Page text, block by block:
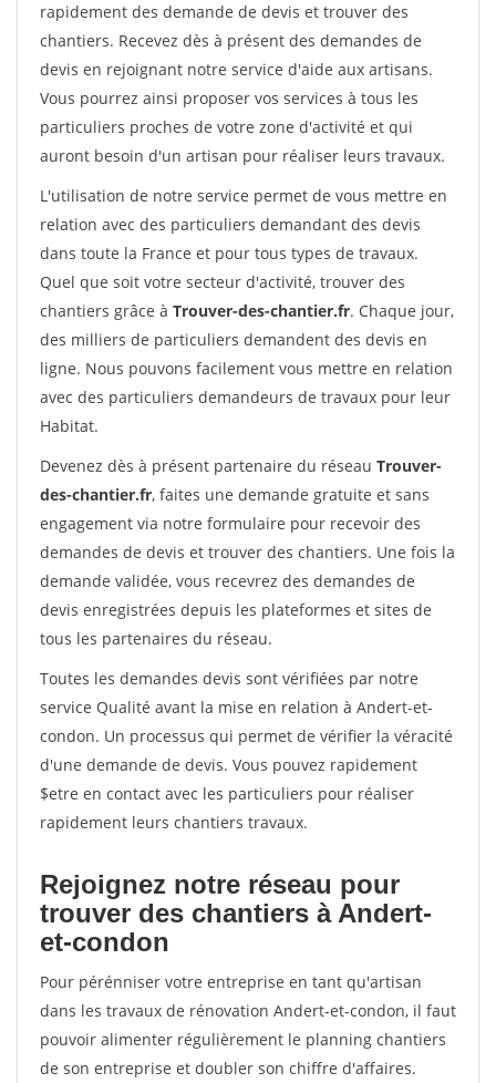
rapidement des demande de devis et trouver des
chantiers. Recevez dès à présent des demandes de
devis en rejoignant notre service d'aide aux artisans.
Vous pourrez ainsi proposer vos services à tous les
particuliers proches de votre zone d'activité et qui
auront besoin d'un artisan pour réaliser leurs travaux.
L'utilisation de notre service permet de vous mettre en
relation avec des particuliers demandant des devis
dans toute la France et pour tous types de travaux.
Quel que soit votre secteur d'activité, trouver des
chantiers grâce à Trouver-des-chantier.fr. Chaque jour,
des milliers de particuliers demandent des devis en
ligne. Nous pouvons facilement vous mettre en relation
avec des particuliers demandeurs de travaux pour leur
Habitat.
Devenez dès à présent partenaire du réseau Trouver-
des-chantier.fr, faites une demande gratuite et sans
engagement via notre formulaire pour recevoir des
demandes de devis et trouver des chantiers. Une fois la
demande validée, vous recevrez des demandes de
devis enregistrées depuis les plateformes et sites de
tous les partenaires du réseau.
Toutes les demandes devis sont vérifiées par notre
service Qualité avant la mise en relation à Andert-et-
condon. Un processus qui permet de vérifier la véracité
d'une demande de devis. Vous pouvez rapidement
$etre en contact avec les particuliers pour réaliser
rapidement leurs chantiers travaux.
Rejoignez notre réseau pour
trouver des chantiers à Andert-
et-condon
Pour pérénniser votre entreprise en tant qu'artisan
dans les travaux de rénovation Andert-et-condon, il faut
pouvoir alimenter régulièrement le planning chantiers
de son entreprise et doubler son chiffre d'affaires.